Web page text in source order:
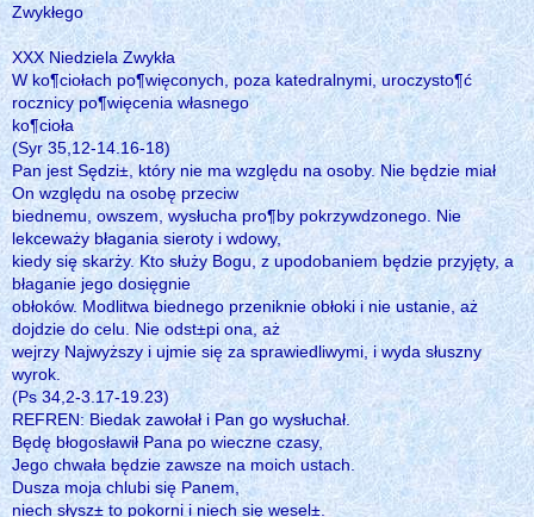
Zwykłego
XXX Niedziela Zwykła
W ko¶ciołach po¶więconych, poza katedralnymi, uroczysto¶ć
rocznicy po¶więcenia własnego
ko¶cioła
(Syr 35,12-14.16-18)
Pan jest Sędzi±, który nie ma względu na osoby. Nie będzie miał
On względu na osobę przeciw
biednemu, owszem, wysłucha pro¶by pokrzywdzonego. Nie
lekceważy błagania sieroty i wdowy,
kiedy się skarży. Kto służy Bogu, z upodobaniem będzie przyjęty, a
błaganie jego dosięgnie
obłoków. Modlitwa biednego przeniknie obłoki i nie ustanie, aż
dojdzie do celu. Nie odst±pi ona, aż
wejrzy Najwyższy i ujmie się za sprawiedliwymi, i wyda słuszny
wyrok.
(Ps 34,2-3.17-19.23)
REFREN: Biedak zawołał i Pan go wysłuchał.
Będę błogosławił Pana po wieczne czasy,
Jego chwała będzie zawsze na moich ustach.
Dusza moja chlubi się Panem,
niech słysz± to pokorni i niech się wesel±.